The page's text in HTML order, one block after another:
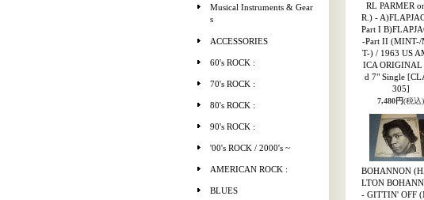
Musical Instruments & Gear
s
ACCESSORIES
60's ROCK :
70's ROCK :
80's ROCK :
90's ROCK :
'00's ROCK / 2000's ~
AMERICAN ROCK :
BLUES
RL PARMER
R.) -
Part I
-Part II
T-) / 1963 US
ICA ORIGINAL
d 7" Single
305]
7,480円(税込)
BOHANNON
LTON
- GITTIN' OFF